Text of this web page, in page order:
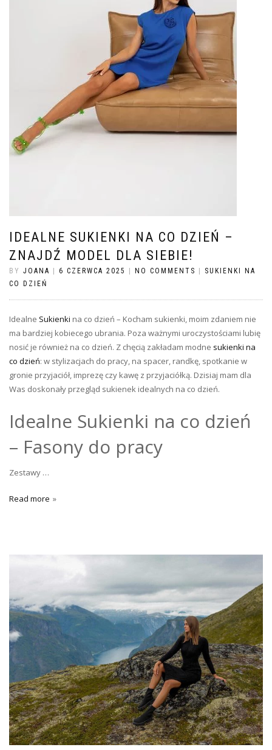
IDEALNE SUKIENKI NA CO DZIEŃ –
ZNAJDŹ MODEL DLA SIEBIE!
BY JOANA | 6 CZERWCA 2025 | NO COMMENTS | SUKIENKI NA
CO DZIEŃ
Idealne Sukienki na co dzień – Kocham sukienki, moim zdaniem nie
ma bardziej kobiecego ubrania. Poza ważnymi uroczystościami lubię
nosić je również na co dzień. Z chęcią zakładam modne sukienki na
co dzień: w stylizacjach do pracy, na spacer, randkę, spotkanie w
gronie przyjaciół, imprezę czy kawę z przyjaciółką. Dzisiaj mam dla
Was doskonały przegląd sukienek idealnych na co dzień.
Idealne Sukienki na co dzień
– Fasony do pracy
Zestawy …
Read more